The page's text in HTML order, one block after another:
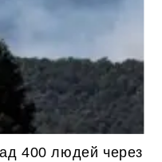
400 людей через